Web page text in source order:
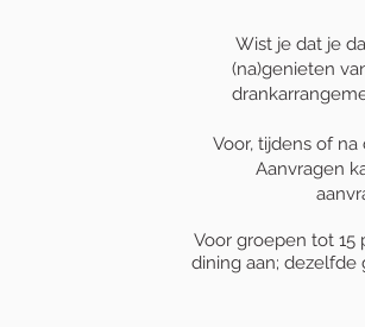
Wist je dat je
(na)genieten
Voor, tijdens of
Aanvragen
Voor groepen tot
dining aan;